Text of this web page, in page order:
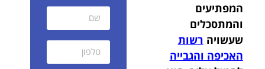
המפתיעים
והמתסכלים
שעשויה רשות
האכיפה והגבייה